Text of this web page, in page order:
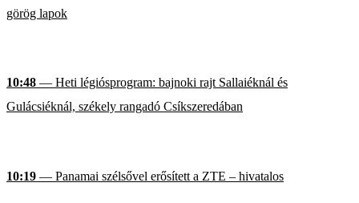
görög lapok
10:48 — Heti légiósprogram: bajnoki rajt Sallaiéknál és
Gulácsiéknál, székely rangadó Csíkszeredában
10:19 — Panamai szélsővel erősített a ZTE – hivatalos